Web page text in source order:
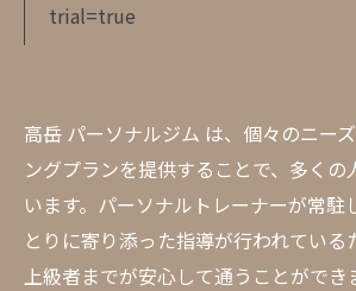
trial=true
高岳 パーソナルジム は、個々のニー
ングプランを提供することで、多くの
います。パーソナルトレーナーが常駐
とりに寄り添った指導が行われている
上級者までが安心して通うことができ